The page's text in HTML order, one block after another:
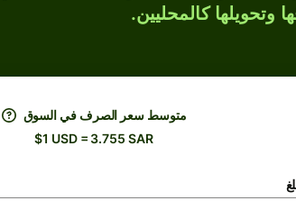
وتحويلها كالمحليين.
متوسط ​​سعر الصرف في السوق
$1 USD = 3.755 SAR